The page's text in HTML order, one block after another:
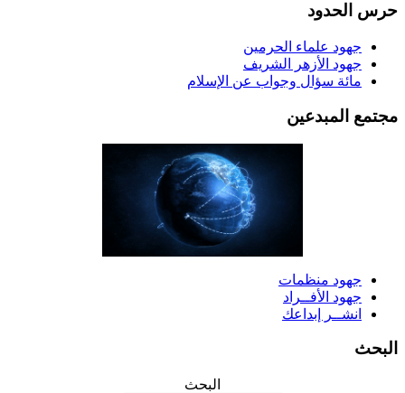
الحدود
جهود علماء الحرمين
جهود الأزهر الشريف
مائة سؤال وجواب عن الإسلام
المبدعين
جهود منظمات
جهود الأفــراد
انشــر إبداعك
البحث